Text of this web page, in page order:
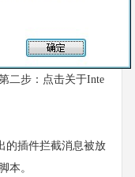
二步：点击关于Inte
的插件拦截消息被放
本。